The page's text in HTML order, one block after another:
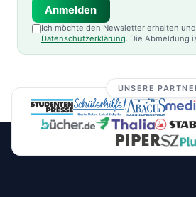
Anmelden
Ich möchte den Newsletter erhalten
Datenschutzerklärung. Die Abmeldung
UNSERE